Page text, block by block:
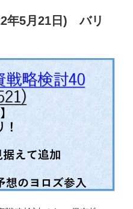
年5月21日) バリ